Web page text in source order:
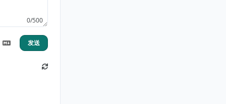
0/500
发送